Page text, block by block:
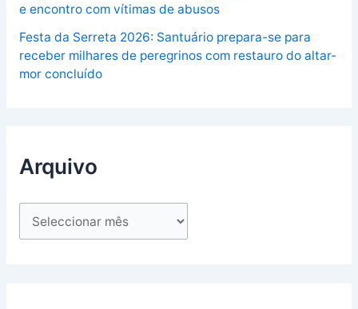
e encontro com vítimas de abusos
Festa da Serreta 2026: Santuário prepara-se para
receber milhares de peregrinos com restauro do altar-
mor concluído
Arquivo